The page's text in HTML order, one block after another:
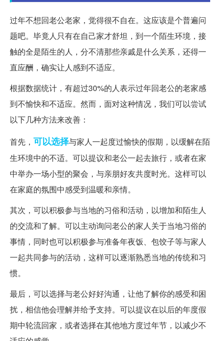
过年不想回老公老家，觉得很不自在。这应该是个普遍问
题吧。毕竟人只有在自己家才舒坦，到一个陌生环境，接
触的全是陌生的人，分不清那些亲戚是什么关系，还得一
直应酬，确实让人感到不适应。
根据数据统计，有超过30%的人表示过年回老公的老家感
到不愉快和不适应。然而，面对这种情况，我们可以尝试
以下几种方法来改善：
首先， 可以选择与家人一起度过愉快的假期，以缓解在陌
生环境中的不适。可以提议和老公一起去旅行，或者在家
中举办一场小型的聚会，与亲朋好友共度时光。这样可以
在家庭的氛围中感受到温暖和亲情。
其次，可以积极参与当地的习俗和活动，以增加和陌生人
的交流和了解。可以主动询问老公的家人关于当地习俗的
事情，同时也可以积极参与准备年夜饭、包饺子等与家人
一起共同参与的活动，这样可以逐渐熟悉当地的传统和习
惯。
最后，可以选择与老公好好沟通，让他了解你的感受和困
扰，相信他会理解并给予支持。可以提议在以后的年度假
期中轮流回家，或者选择在其他地方度过年节，以减少不